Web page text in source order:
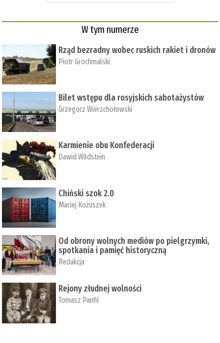
W tym numerze
Rząd bezradny wobec ruskich rakiet i dronów
Piotr Grochmalski
Bilet wstępu dla rosyjskich sabotażystów
Grzegorz Wierzchołowski
Karmienie obu Konfederacji
Dawid Wildstein
Chiński szok 2.0
Maciej Kożuszek
Od obrony wolnych mediów po pielgrzymki,
spotkania i pamięć historyczną
Redakcja
Rejony złudnej wolności
Tomasz Panfil